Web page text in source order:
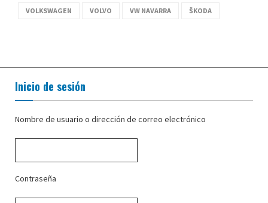
VOLKSWAGEN VOLVO VW NAVARRA ŠKODA
Inicio de sesión
Nombre de usuario o dirección de correo electrónico
Contraseña